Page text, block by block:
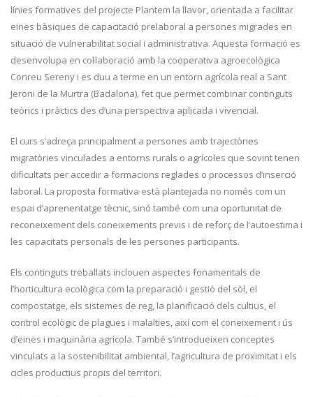
línies formatives del projecte Plantem la llavor, orientada a facilitar
eines bàsiques de capacitació prelaboral a persones migrades en
situació de vulnerabilitat social i administrativa. Aquesta formació es
desenvolupa en col·laboració amb la cooperativa agroecològica
Conreu Sereny i es duu a terme en un entorn agrícola real a Sant
Jeroni de la Murtra (Badalona), fet que permet combinar continguts
teòrics i pràctics des d’una perspectiva aplicada i vivencial.
El curs s’adreça principalment a persones amb trajectòries
migratòries vinculades a entorns rurals o agrícoles que sovint tenen
dificultats per accedir a formacions reglades o processos d’inserció
laboral. La proposta formativa està plantejada no només com un
espai d’aprenentatge tècnic, sinó també com una oportunitat de
reconeixement dels coneixements previs i de reforç de l’autoestima i
les capacitats personals de les persones participants.
Els continguts treballats inclouen aspectes fonamentals de
l’horticultura ecològica com la preparació i gestió del sòl, el
compostatge, els sistemes de reg, la planificació dels cultius, el
control ecològic de plagues i malalties, així com el coneixement i ús
d’eines i maquinària agrícola. També s’introdueixen conceptes
vinculats a la sostenibilitat ambiental, l’agricultura de proximitat i els
cicles productius propis del territori.